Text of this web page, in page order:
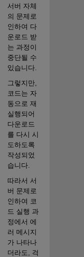
서버 자체
의 문제로
인하여 다
운로드 받
는 과정이
중단될 수
그렇지만,
코드는 자
동으로 재
실행되어
다운로드
를 다시 시
도하도록
작성되었
습니다.
따라서 서
버 문제로
인하여 코
드 실행 과
정에서 에
러 메시지
가 나타나
더라도, 걱